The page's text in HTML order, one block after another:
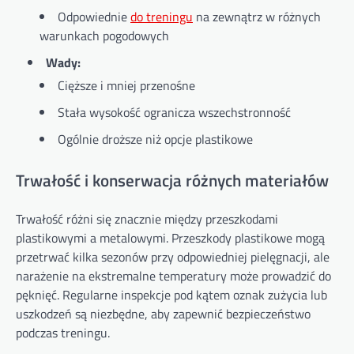
Odpowiedniedo treningu na zewnątrz w różnych
warunkach pogodowych
Wady:
Cięższe i mniej przenośne
Stała wysokość ogranicza wszechstronność
Ogólnie droższe niż opcje plastikowe
Trwałość i konserwacja różnych materiałów
Trwałość różni się znacznie między przeszkodami
plastikowymi a metalowymi. Przeszkody plastikowe mogą
przetrwać kilka sezonów przy odpowiedniej pielęgnacji, ale
narażenie na ekstremalne temperatury może prowadzić do
pęknięć. Regularne inspekcje pod kątem oznak zużycia lub
uszkodzeń są niezbędne, aby zapewnić bezpieczeństwo
podczas treningu.